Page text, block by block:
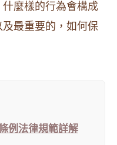
麼樣的行為會構成
最重要的，如何保
例法律規範詳解